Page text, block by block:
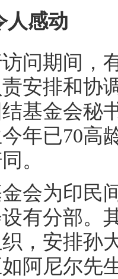
人感动
期间，有
安排和协
基金会秘
年已70高
。
为印民间
有分部。
，安排孙
阿尼尔先